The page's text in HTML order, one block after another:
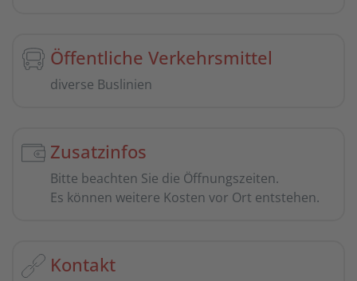
Öffentliche Verkehrsmittel
diverse Buslinien
Zusatzinfos
Bitte beachten Sie die Öffnungszeiten.
Es können weitere Kosten vor Ort entstehen.
Kontakt